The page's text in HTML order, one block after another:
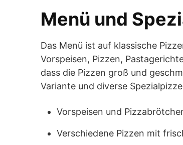
Menü und
Das Menü ist auf klassische
Vorspeisen, Pizzen,
dass die Pizzen groß und
Variante und diverse
Vorspeisen und
Verschiedene Pizzen mit